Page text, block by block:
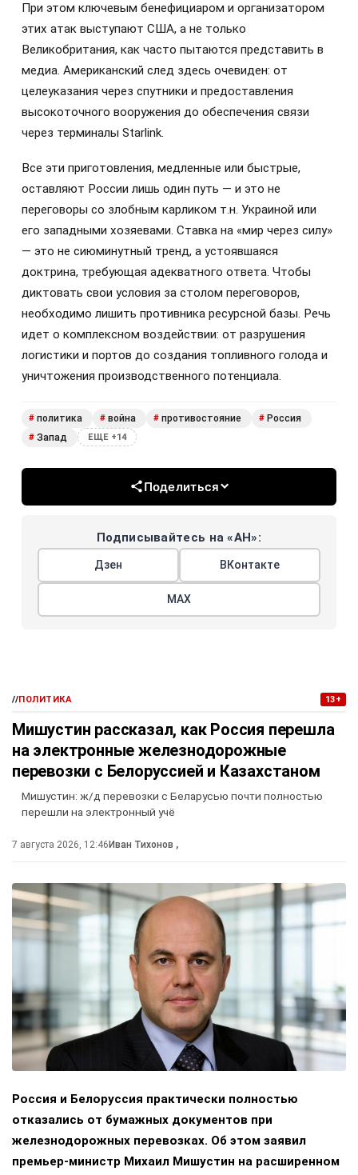
При этом ключевым бенефициаром и организатором
этих атак выступают США, а не только
Великобритания, как часто пытаются представить в
медиа. Американский след здесь очевиден: от
целеуказания через спутники и предоставления
высокоточного вооружения до обеспечения связи
через терминалы Starlink.
Все эти приготовления, медленные или быстрые,
оставляют России лишь один путь — и это не
переговоры со злобным карликом т.н. Украиной или
его западными хозяевами. Ставка на «мир через силу»
— это не сиюминутный тренд, а устоявшаяся
доктрина, требующая адекватного ответа. Чтобы
диктовать свои условия за столом переговоров,
необходимо лишить противника ресурсной базы. Речь
идет о комплексном воздействии: от разрушения
логистики и портов до создания топливного голода и
уничтожения производственного потенциала.
# политика # война # противостояние # Россия
# Запад ЕЩЕ +14
Поделиться
Подписывайтесь на «АН»:
Дзен ВКонтакте
МАХ
//ПОЛИТИКА 13+
Мишустин рассказал, как Россия перешла
на электронные железнодорожные
перевозки с Белоруссией и Казахстаном
Мишустин: ж/д перевозки с Беларусью почти полностью
перешли на электронный учё
7 августа 2026, 12:46Иван Тихонов ,
Россия и Белоруссия практически полностью
отказались от бумажных документов при
железнодорожных перевозках. Об этом заявил
премьер-министр Михаил Мишустин на расширенном